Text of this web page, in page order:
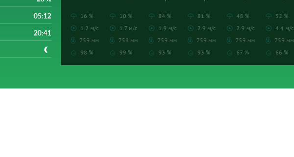
05:12
20:41
16 %
1.2 м/с
759 мм
98 %
10 %
1.7 м/с
758 мм
99 %
84 %
1.9 м/с
759 мм
93 %
81 %
2.9 м/с
759 мм
93 %
48 %
2.9 м/с
759 мм
67 %
52 %
4.4 м/с
759 мм
66 %